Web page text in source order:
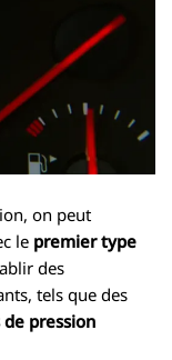
on peut
le premier type
des
tels que des
pression